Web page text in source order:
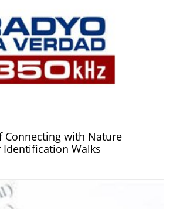
Connecting with Nature
Identification Walks